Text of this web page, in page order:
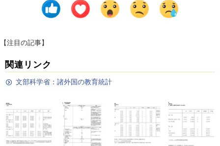
【注目の記事】
関連リンク
文部科学省：諸外国の教育統計